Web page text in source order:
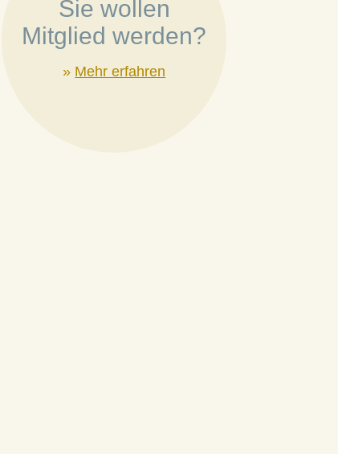
Sie wollen
Mitglied werden?
» Mehr erfahren